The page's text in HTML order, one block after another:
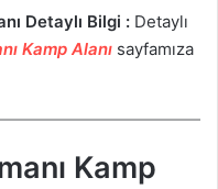
Detaylı Bilgi : Detaylı
Kamp Alanı sayfamıza
Kamp